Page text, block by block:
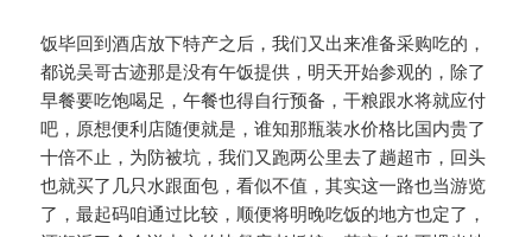
饭毕回到酒店放下特产之后，我们又出来准备采购吃的，
都说吴哥古迹那是没有午饭提供，明天开始参观的，除了
早餐要吃饱喝足，午餐也得自行预备，干粮跟水将就应付
吧，原想便利店随便就是，谁知那瓶装水价格比国内贵了
十倍不止，为防被坑，我们又跑两公里去了趟超市，回头
也就买了几只水跟面包，看似不值，其实这一路也当游览
了，最起码咱通过比较，顺便将明晚吃饭的地方也定了，